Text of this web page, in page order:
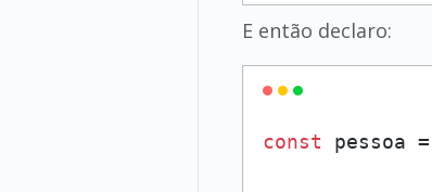
E então declaro:
const pessoa =